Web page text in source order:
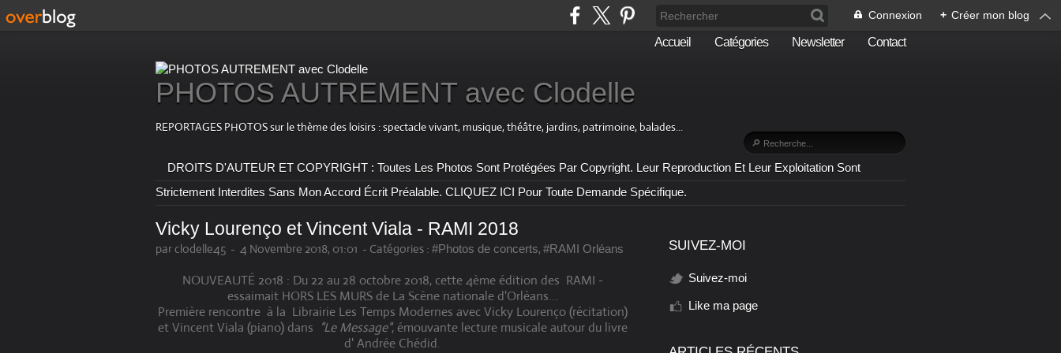
Connexion + Créer mon blog
Accueil Catégories Newsletter Contact
PHOTOS AUTREMENT avec Clodelle
REPORTAGES PHOTOS sur le thème des loisirs : spectacle vivant, musique, théâtre, jardins, patrimoine, balades...
DROITS D'AUTEUR ET COPYRIGHT : Toutes Les Photos Sont Protégées Par Copyright. Leur Reproduction Et Leur Exploitation Sont
Strictement Interdites Sans Mon Accord Écrit Préalable. CLIQUEZ ICI Pour Toute Demande Spécifique.
Vicky Lourenço​ et Vincent Viala​ - RAMI 2018
par clodelle45 - 4 Novembre 2018, 01:01 - Catégories : #Photos de concerts, #RAMI Orléans
NOUVEAUTÉ 2018 : Du 22 au 28 octobre 2018,​ cette 4ème édition des RAMI -
essaimait HORS LES MURS de La Scène nationale d'Orléans...​
Première rencontre à la Librairie Les Temps Modernes​ avec Vicky Lourenço​ (récitation)
et Vincent Viala​ (piano) dans "Le Message", émouvante lecture musicale autour du livre
d' Andrée Chédid.
SUIVEZ-MOI
Suivez-moi
Like ma page